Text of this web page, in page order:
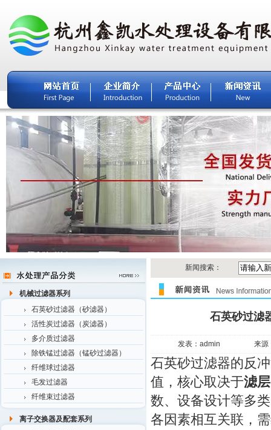
机械过滤器系列
石英砂过滤器（砂滤器）
活性炭过滤器（炭滤器）
多介质过滤器
除铁锰过滤器（锰砂过滤器）
纤维球过滤器
毛发过滤器
纤维束过滤器
离子交换器及配套系列
新闻搜索：
石英砂过滤
发表：admin 来源
石英砂过滤器的反
值，核心取决于滤
数、设备设计等多
各因素相互关联，